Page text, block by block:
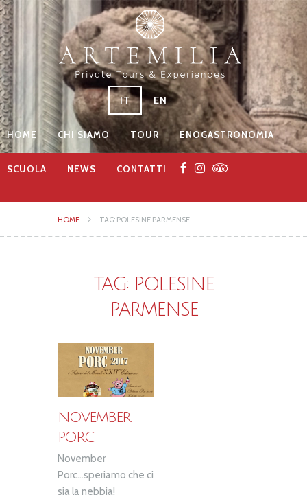
IT EN
HOME CHI SIAMO TOUR ENOGASTRONOMIA
SCUOLA NEWS CONTATTI
HOME TAG: POLESINE PARMENSE
TAG: POLESINE
PARMENSE
NOVEMBER
PORC
November
Porc...speriamo che ci
sia la nebbia!